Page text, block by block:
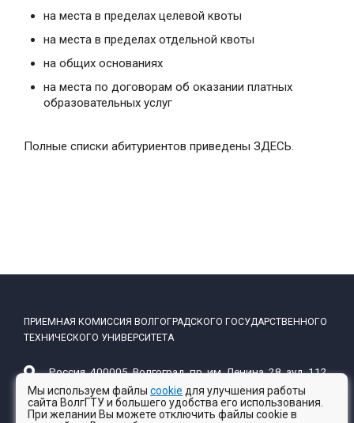
на места в пределах целевой квоты
на места в пределах отдельной квоты
на общих основаниях
на места по договорам об оказании платных
образовательных услуг
Полные списки абитуриентов приведены ЗДЕСЬ.
ПРИЕМНАЯ КОМИССИЯ ВОЛГОГРАДСКОГО ГОСУДАРСТВЕННОГО
ТЕХНИЧЕСКОГО УНИВЕРСИТЕТА
Россия, 400005, Волгоград, пр. им. Ленина, 28, ауд. 112
Посмотреть на карте
Мы используем файлы cookie для улучшения работы
сайта ВолгГТУ и большего удобства его использования.
При желании Вы можете отключить файлы cookie в